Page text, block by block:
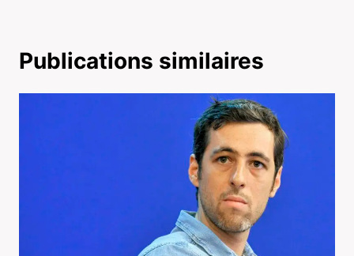
Publications similaires